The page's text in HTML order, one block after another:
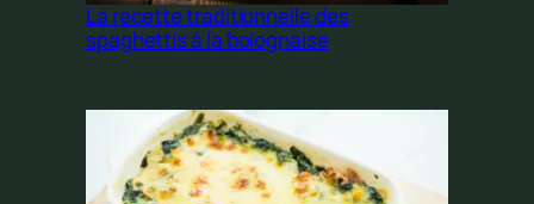
La recette traditionnelle des
spaghettis à la bolognaise